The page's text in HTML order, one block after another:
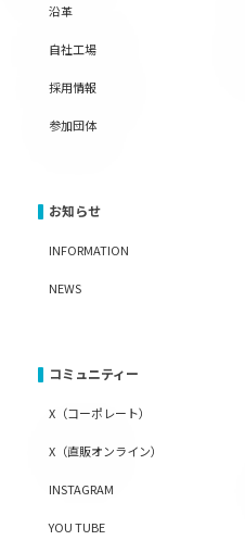
沿革
自社工場
採用情報
参加団体
お知らせ
INFORMATION
NEWS
コミュニティー
X（コーポレート）
X（直販オンライン）
INSTAGRAM
YOU TUBE